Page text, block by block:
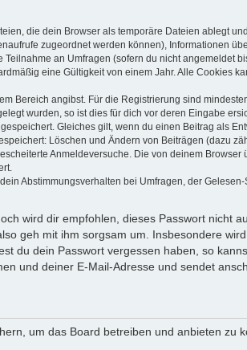
die dein Browser als temporäre Dateien ablegt
zugeordnet werden können), Informationen
an Umfragen (sofern du nicht angemeldet
eine Gültigkeit von einem Jahr. Alle Cookies
Bereich angibst. Für die Registrierung sind
wurden, so ist dies für dich vor deren Eingabe
Gleiches gilt, wenn du einen Beitrag als
Löschen und Ändern von Beiträgen (dazu
Anmeldeversuche. Die von deinem Browser
Abstimmungsverhalten bei Umfragen, der
wird dir empfohlen, dieses Passwort nicht
geh mit ihm sorgsam um. Insbesondere
du dein Passwort vergessen haben, so
und deiner E-Mail-Adresse und sendet
um das Board betreiben und anbieten zu